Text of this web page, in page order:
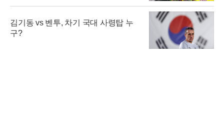
김기동 vs 벤투, 차기 국대 사령탑 누
구?